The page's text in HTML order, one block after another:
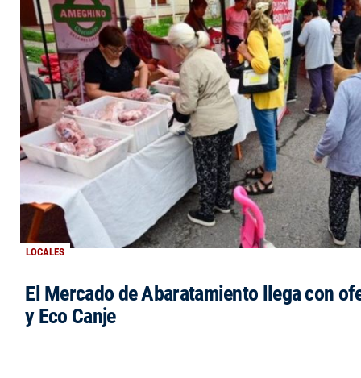
LOCALES
El Mercado de Abaratamiento llega con
y Eco Canje